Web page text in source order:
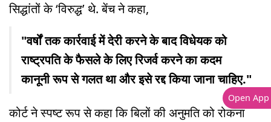
सिद्धांतों के ‘विरुद्ध’ थे. बेंच ने कहा,
"वर्षों तक कार्रवाई में देरी करने के बाद विधेयक को
राष्ट्रपति के फैसले के लिए रिजर्व करने का कदम
कानूनी रूप से गलत था और इसे रद्द किया जाना चाहिए."
कोर्ट ने स्पष्ट रूप से कहा कि बिलों की अनुमति को रोकना
Open App